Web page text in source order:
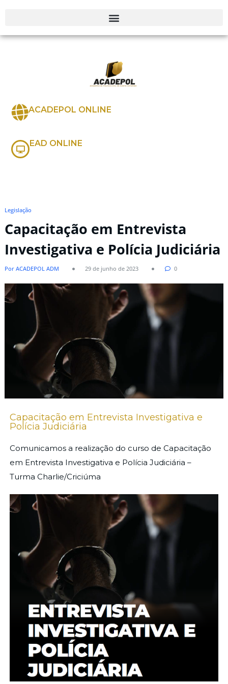
ACADEPOL ONLINE
EAD ONLINE
Legislação
Capacitação em Entrevista
Investigativa e Polícia Judiciária
Por ACADEPOL ADM 29 de junho de 2023 0
Capacitação em Entrevista Investigativa e
Polícia Judiciária
Comunicamos a realização do curso de Capacitação
em Entrevista Investigativa e Polícia Judiciária –
Turma Charlie/Criciúma